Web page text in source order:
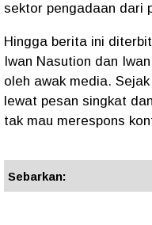
sektor pengadaan dari
Hingga berita ini
Iwan Nasution dan
oleh awak media.
lewat pesan singkat
tak mau merespons
Sebarkan: